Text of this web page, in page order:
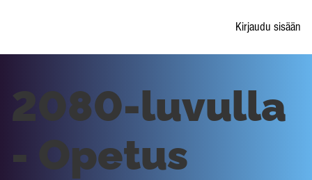
Kirjaudu sisään
2080-luvulla
- Opetus